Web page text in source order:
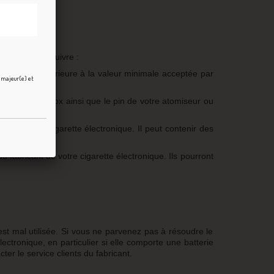
étapes à suivre :
valeur supérieure à la valeur minimale acceptée par
de votre box ainsi que le pin de votre atomiseur ou
de votre cigarette électronique. Il peut contenir des
fabricant de votre cigarette électronique. Ils pourront
mal utilisée. Si vous ne parvenez pas à résoudre le
en particulier si elle comporte une batterie
le service clients du fabricant.
majeur(e) et